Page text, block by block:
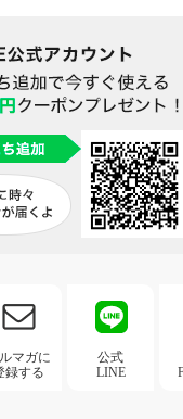
マガに
録する
公式
LINE